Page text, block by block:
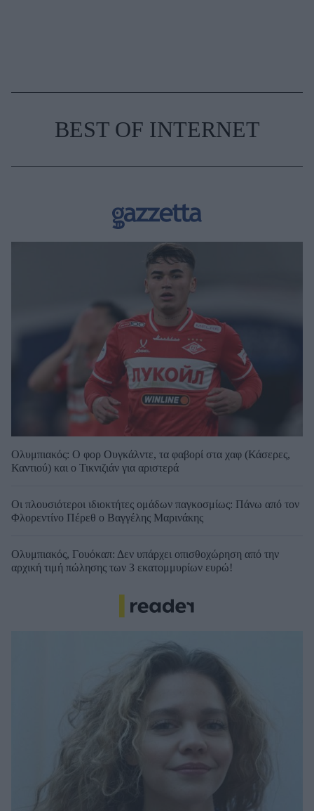
BEST OF INTERNET
Ολυμπιακός: Ο φορ Ουγκάλντε, τα φαβορί στα χαφ (Κάσερες,
Καντιού) και ο Τικνιζιάν για αριστερά
Οι πλουσιότεροι ιδιοκτήτες ομάδων παγκοσμίως: Πάνω από τον
Φλορεντίνο Πέρεθ ο Βαγγέλης Μαρινάκης
Ολυμπιακός, Γουόκαπ: Δεν υπάρχει οπισθοχώρηση από την
αρχική τιμή πώλησης των 3 εκατομμυρίων ευρώ!